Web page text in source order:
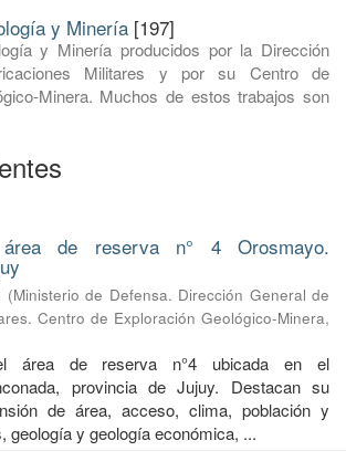
y Minería [197]
y Minería producidos por la Dirección
Militares y por su Centro de
Minera. Muchos de estos trabajos son
de reserva n° 4 Orosmayo.
(Ministerio de Defensa. Dirección General de
Centro de Exploración Geológico-Minera,
área de reserva n°4 ubicada en el
provincia de Jujuy. Destacan su
de área, acceso, clima, población y
geología y geología económica, ...